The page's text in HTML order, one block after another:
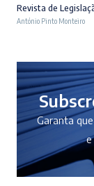
preço
original
10,50 €.
Revista de
António Pinto Monteiro
Garanta
e